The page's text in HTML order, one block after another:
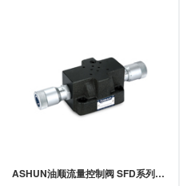
ASHUN油顺流量控制阀 SFD系列液控节流阀